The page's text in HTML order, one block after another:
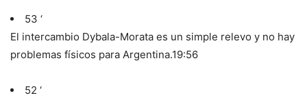
53 ‘
El intercambio Dybala-Morata es un simple relevo y no hay
problemas físicos para Argentina.19:56
52 ‘